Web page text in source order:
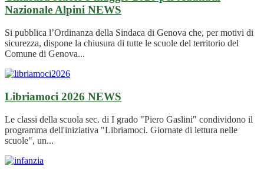
Nazionale Alpini NEWS
Si pubblica l’Ordinanza della Sindaca di Genova che, per motivi di
sicurezza, dispone la chiusura di tutte le scuole del territorio del
Comune di Genova...
Libriamoci 2026 NEWS
Le classi della scuola sec. di I grado "Piero Gaslini" condividono il
programma dell'iniziativa "Libriamoci. Giornate di lettura nelle
scuole", un...